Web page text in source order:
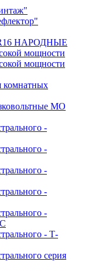
НАРОДНЫЕ
мощности
мощности
комнатных
МО
-
-
-
-
-
- Т-
серия